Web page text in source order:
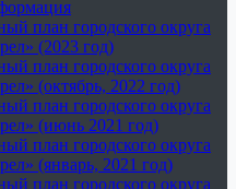
план городского округа
(2023 год)
план городского округа
(октябрь, 2022 год)
план городского округа
(июнь 2021 год)
план городского округа
(январь, 2021 год)
план городского округа